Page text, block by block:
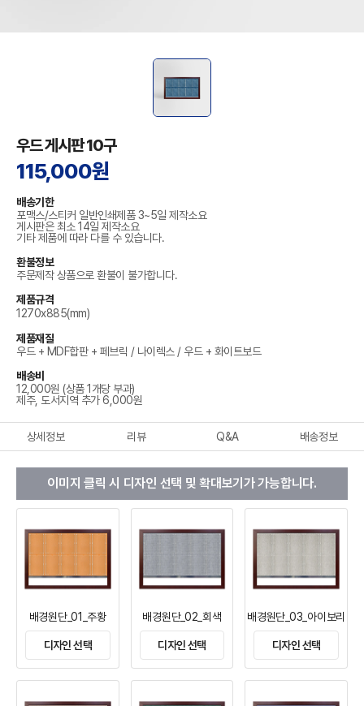
우드 게시판 10구
115,000원
배송기한
포맥스/스티커 일반인쇄제품 3~5일 제작소요
게시판은 최소 14일 제작소요
기타 제품에 따라 다를 수 있습니다.
환불정보
주문제작 상품으로 환불이 불가합니다.
제품규격
1270x885(mm)
제품재질
우드 + MDF합판 + 페브릭 / 나이렉스 / 우드 + 화이트보드
배송비
12,000원 (상품 1개당 부과)
제주, 도서지역 추가 6,000원
상세정보 리뷰 Q&A 배송정보
이미지 클릭 시 디자인 선택 및 확대보기가 가능합니다.
배경원단_01_주황
디자인 선택
배경원단_02_회색
디자인 선택
배경원단_03_아이보리
디자인 선택